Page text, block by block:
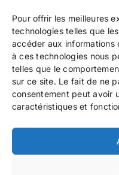
Pour offrir les meilleures
technologies telles que
accéder aux informations
à ces technologies nous
telles que le
sur ce site. Le fait de ne
consentement peut avoir
caractéristiques et
Côte, 21 novembre
française dont la